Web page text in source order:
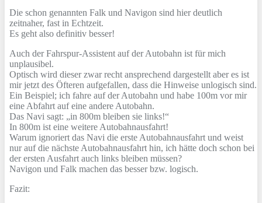
Die schon genannten Falk und Navigon sind hier deutlich
zeitnaher, fast in Echtzeit.
Es geht also definitiv besser!
Auch der Fahrspur-Assistent auf der Autobahn ist für mich
unplausibel.
Optisch wird dieser zwar recht ansprechend dargestellt aber es ist
mir jetzt des Öfteren aufgefallen, dass die Hinweise unlogisch sind.
Ein Beispiel; ich fahre auf der Autobahn und habe 100m vor mir
eine Abfahrt auf eine andere Autobahn.
Das Navi sagt: „in 800m bleiben sie links!“
In 800m ist eine weitere Autobahnausfahrt!
Warum ignoriert das Navi die erste Autobahnausfahrt und weist
nur auf die nächste Autobahnausfahrt hin, ich hätte doch schon bei
der ersten Ausfahrt auch links bleiben müssen?
Navigon und Falk machen das besser bzw. logisch.
Fazit: